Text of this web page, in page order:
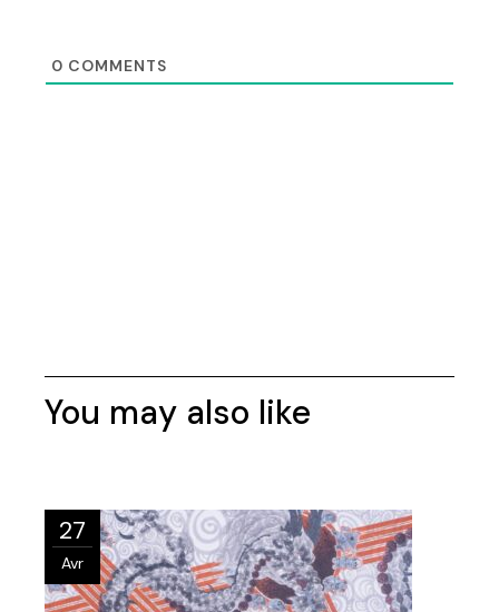
0 COMMENTS
You may also like
27
Avr